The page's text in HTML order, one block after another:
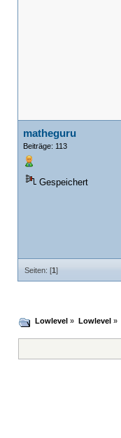
matheguru
Beiträge: 113
Gespeichert
Seiten: [1]
Lowlevel » Lowlevel»